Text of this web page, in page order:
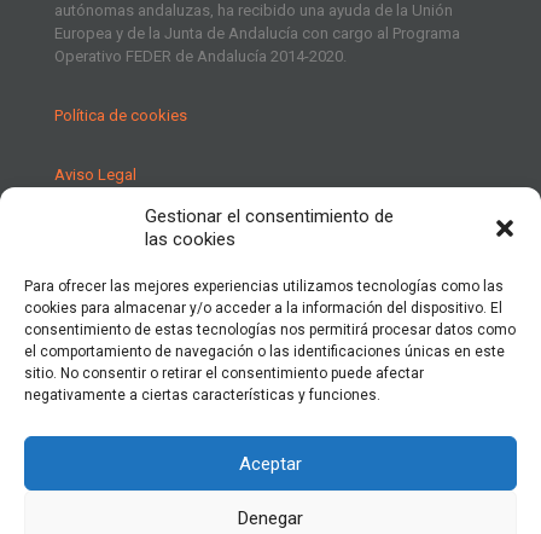
Gestionar el consentimiento de
las cookies
Para ofrecer las mejores experiencias utilizamos tecnologías como las
cookies para almacenar y/o acceder a la información del dispositivo. El
consentimiento de estas tecnologías nos permitirá procesar datos como
el comportamiento de navegación o las identificaciones únicas en este
sitio. No consentir o retirar el consentimiento puede afectar
negativamente a ciertas características y funciones.
Aceptar
Denegar
autónomas andaluzas, ha recibido una ayuda de la Unión
Europea y de la Junta de Andalucía con cargo al Programa
Operativo FEDER de Andalucía 2014-2020.
Política de cookies
Aviso Legal
Política de Privacidad